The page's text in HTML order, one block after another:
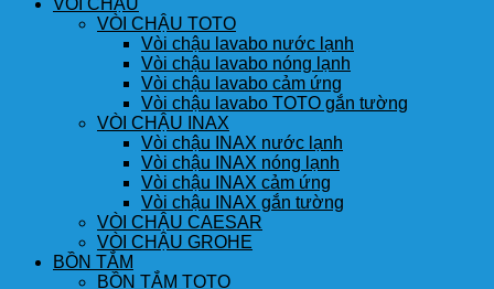
VÒI CHẬU
VÒI CHẬU TOTO
Vòi chậu lavabo nước lạnh
Vòi chậu lavabo nóng lạnh
Vòi chậu lavabo cảm ứng
Vòi chậu lavabo TOTO gắn tường
VÒI CHẬU INAX
Vòi chậu INAX nước lạnh
Vòi chậu INAX nóng lạnh
Vòi chậu INAX cảm ứng
Vòi chậu INAX gắn tường
VÒI CHẬU CAESAR
VÒI CHẬU GROHE
BỒN TẮM
BỒN TẮM TOTO